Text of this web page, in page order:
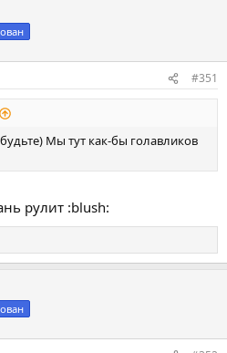
view/545556/
бочках (итог одного заплыва,
но и это многих злит
#351
Мы тут как-бы голавликов
рулит :blush: